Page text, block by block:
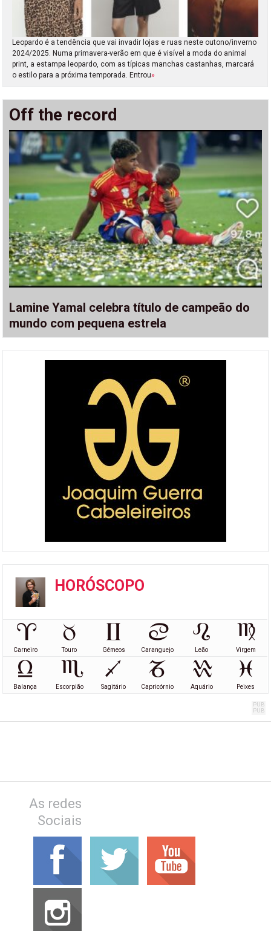
Leopardo é a tendência que vai invadir lojas e ruas neste outono/inverno
2024/2025. Numa primavera-verão em que é visível a moda do animal
print, a estampa leopardo, com as típicas manchas castanhas, marcará
o estilo para a próxima temporada. Entrou»
Off the record
Lamine Yamal celebra título de campeão do
mundo com pequena estrela
HORÓSCOPO
Carneiro Touro Gémeos Caranguejo Leão Virgem
Balança Escorpião Sagitário Capricórnio Aquário Peixes
As redes
Sociais